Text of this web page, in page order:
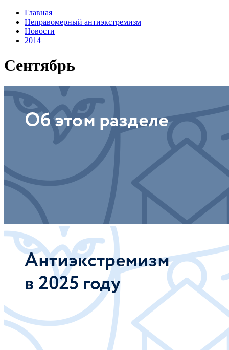
Главная
Неправомерный антиэкстремизм
Новости
2014
Сентябрь